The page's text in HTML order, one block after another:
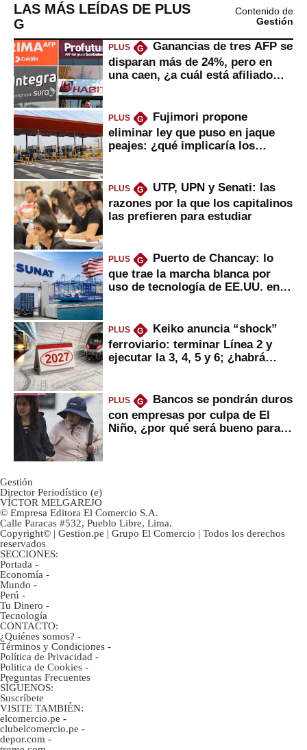
LAS MÁS LEÍDAS DE PLUS
G
Contenido de
Gestión
PLUS G
Ganancias de tres AFP se
disparan más de 24%, pero en
una caen, ¿a cuál está afiliado
PLUS G
Fujimori propone
eliminar ley que puso en jaque
peajes: ¿qué implicaría los
PLUS G
UTP, UPN y Senati: las
razones por la que los capitalinos
las prefieren para estudiar
PLUS G
Puerto de Chancay: lo
que trae la marcha blanca por
uso de tecnología de EE.UU. en
PLUS G
Keiko anuncia “shock”
ferroviario: terminar Línea 2 y
ejecutar la 3, 4, 5 y 6; ¿habrá
PLUS G
Bancos se pondrán duros
con empresas por culpa de El
Niño, ¿por qué será bueno para
Gestión
Director Periodístico (e)
VÍCTOR MELGAREJO
© Empresa Editora El Comercio S.A.
Calle Paracas #532, Pueblo Libre, Lima.
Copyright© | Gestion.pe | Grupo El Comercio | Todos los derechos
reservados
SECCIONES:
Portada -
Economía -
Mundo -
Perú -
Tu Dinero -
Tecnología
CONTACTO:
¿Quiénes somos? -
Términos y Condiciones -
Política de Privacidad -
Politica de Cookies -
Preguntas Frecuentes
SÍGUENOS:
Suscríbete
VISITE TAMBIÉN:
elcomercio.pe -
clubelcomercio.pe -
depor.com -